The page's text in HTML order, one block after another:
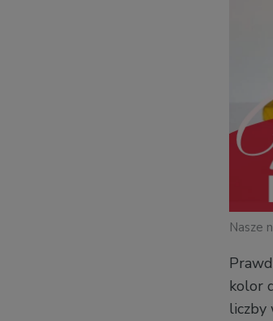
Nasze
kolor
liczby